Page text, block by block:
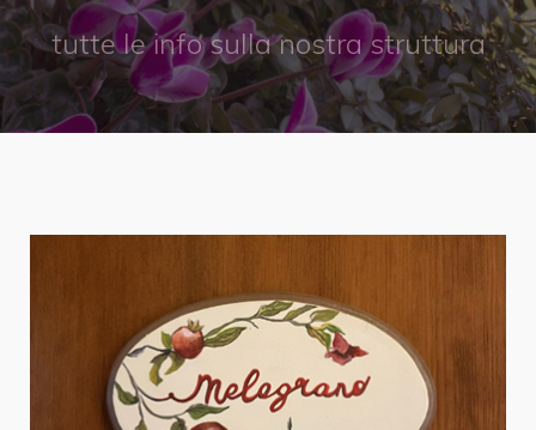
tutte le info sulla nostra struttura